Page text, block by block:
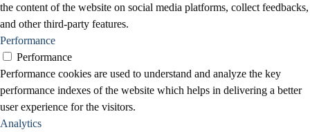
the content of the website on social media platforms, collect feedbacks,
and other third-party features.
Performance
Performance
Performance cookies are used to understand and analyze the key
performance indexes of the website which helps in delivering a better
user experience for the visitors.
Analytics